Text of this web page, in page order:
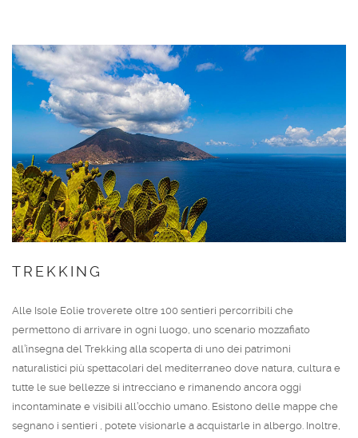
TREKKING
Alle Isole Eolie troverete oltre 100 sentieri percorribili che
permettono di arrivare in ogni luogo, uno scenario mozzafiato
all’insegna del Trekking alla scoperta di uno dei patrimoni
naturalistici più spettacolari del mediterraneo dove natura, cultura e
tutte le sue bellezze si intrecciano e rimanendo ancora oggi
incontaminate e visibili all’occhio umano. Esistono delle mappe che
segnano i sentieri , potete visionarle a acquistarle in albergo. Inoltre,